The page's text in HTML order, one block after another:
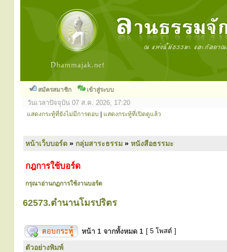
สมัครสมาชิก เข้าสู่ระบบ
วันเวลาปัจจุบัน 07 ส.ค. 2026, 17:20
แสดงกระทู้ที่ยังไม่มีการตอบ แสดงกระทู้ที่เปิดดูแล้ว
หน้าเว็บบอร์ด » กลุ่มสาระธรรม » หนังสือธรรมะ
กฎการใช้บอร์ด
กรุณาอ่านกฏการใช้งานบอร์ด
62573.ตำนานโมรปริตร
หน้า 1 จากทั้งหมด 1 [ 5 โพสต์ ]
ตัวอย่างพิมพ์